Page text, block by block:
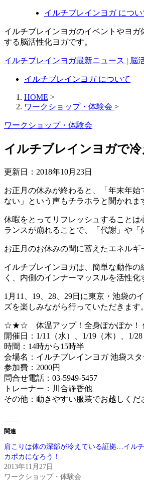
イルチブレインヨガ につい
イルチブレインヨガのイベントやヨ
する脳活性化ヨガです。
イルチブレインヨガ最新ニュース | 脳
イルチブレインヨガ について
HOME >
ワークショップ・体験会 >
ワークショップ・体験会
イルチブレインヨガで冷
更新日： 2018年10月23日
お正月の休みが終わると、「年末年
ない」という声もチラホラと聞かれま
休暇をとってリフレッシュすること
ランスが崩れることで、「代謝」や「
お正月のお休みの間に蓄えたエネル
イルチブレインヨガは、簡単な動作
く、内側のインナーマッスルを活性
1月11、19、28、29日に東京・池袋
ズを楽しみながら行っていただきま
☆★☆ 体温アップ！全身ぽかぽか
開催日：1/11（水）、1/19（木）、1/28
時間：14時から15時半
会場名：イルチブレインヨガ 池袋スタ
参加費：2000円
問合せ電話：03-5949-5457
トレーナー：川合静香他
その他：動きやすい服装でお越しくだ
関連
肩こりは体の深部が冷えている証拠…イル
カポカになろう！
2013年11月27日
ワークショップ・体験会